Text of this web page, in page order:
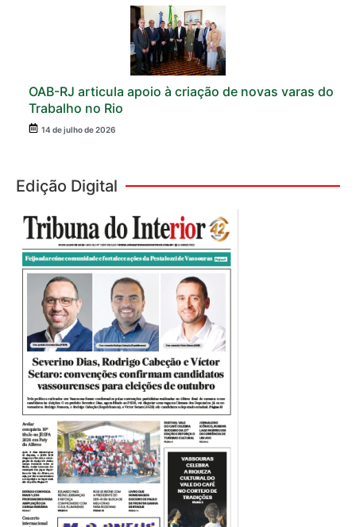
OAB-RJ articula apoio à criação de novas varas do
Trabalho no Rio
14 de julho de 2026
Edição Digital